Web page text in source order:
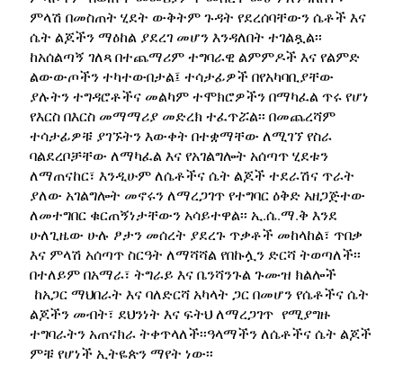
ምላሽ በመስጠት ሂደት ውቅትም ጉዳት የደረሰባቸውን ሴቶች እና
ሴት ልጆችን ማዕከል ያደረገ መሆን እንዳለበት ተገልጿል፡፡
ከአሰልጣኝ ገለጻ በተጨማሪም ተግባራዊ ልምምዶች እና የልምድ
ልውውጦችን ተካተውበታል፤ ተሳታፊዎች በየአካባቢያቸው
ያሉትን ተግዳሮቶችና መልካም ተሞክሮዎችን በማካፈል ጥሩ የሆነ
የእርስ በእርስ መማማሪያ መድረክ ተፈጥሯል፡፡ በመጨረሻም
ተሳታፊዎቹ ያገኙትን እውቀት በተቋማቸው ለሚገኘ የስራ
ባልደረቦቻቸው ለማካፈል እና የአገልግሎት አሰጣጥ ሂደቱን
ለማጠናከር፣ እንዲሁም ለሴቶችና ሴት ልጆች ተደራሽና ጥራት
ያለው አገልግሎት መኖሩን ለማረጋገጥ የተግባር ዕቅድ አዘጋጅተው
ለመተግበር ቁርጠኝነታቸውን አሳይተዋል፡፡ ኢ.ሴ.ማ.ቅ እንደ
ሁለጊዜው ሁሉ ፆታን መሰረት ያደረጉ ጥቃቶች መከላከል፣ ጥበቃ
እና ምላሽ አሰጣጥ ስርዓት ለማሻሻል የበኩሏን ድርሻ ትወጣለች፡፡
በተለይም በአማራ፣ ትግራይ እና ቤንሻንጉል ጉሙዝ ክልሎች
ከአጋር ማህበራት እና ባለድርሻ አካላት ጋር በመሆን የሴቶችና ሴት
ልጆችን መብት፣ ደህንነት እና ፍትህ ለማረጋገጥ የሚያግዙ
ተግባራትን አጠናክራ ትቀጥላለች፡፡ዓላማችን ለሴቶችና ሴት ልጆች
ምቹ የሆነች ኢትዬጵን ማየት ነው፡፡